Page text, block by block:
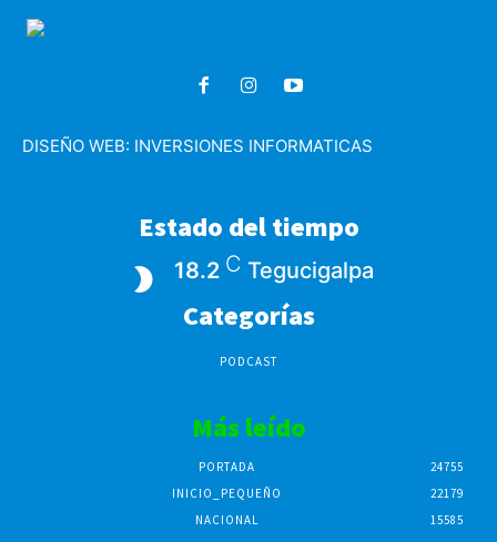
DISEÑO WEB: INVERSIONES INFORMATICAS
Estado del tiempo
18.2 C Tegucigalpa
Categorías
PODCAST
Más leído
PORTADA
24755
INICIO_PEQUEÑO
22179
NACIONAL
15585